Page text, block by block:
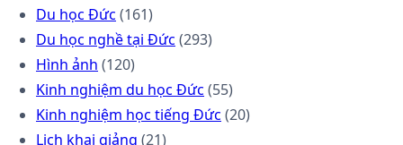
Du học Đức (161)
Du học nghề tại Đức (293)
Hình ảnh (120)
Kinh nghiệm du học Đức (55)
Kinh nghiệm học tiếng Đức (20)
Lịch khai giảng (21)